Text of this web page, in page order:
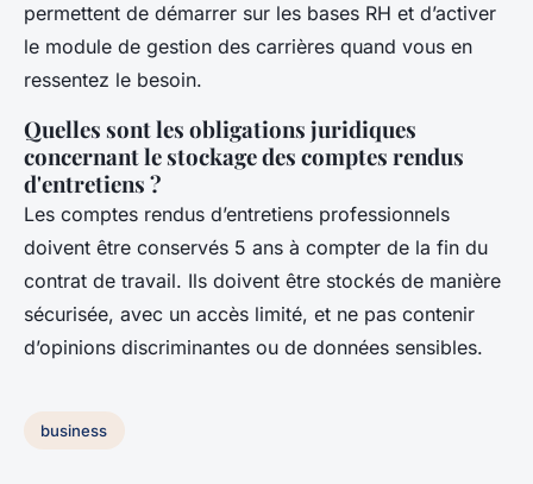
permettent de démarrer sur les bases RH et d’activer
le module de gestion des carrières quand vous en
ressentez le besoin.
Quelles sont les obligations juridiques
concernant le stockage des comptes rendus
d'entretiens ?
Les comptes rendus d’entretiens professionnels
doivent être conservés 5 ans à compter de la fin du
contrat de travail. Ils doivent être stockés de manière
sécurisée, avec un accès limité, et ne pas contenir
d’opinions discriminantes ou de données sensibles.
business